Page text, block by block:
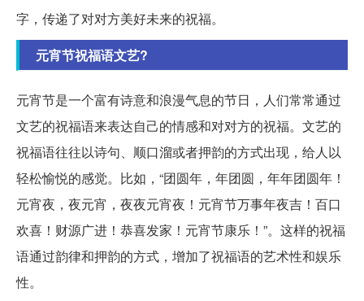
字，传递了对对方美好未来的祝福。
元宵节祝福语文艺?
元宵节是一个富有诗意和浪漫气息的节日，人们常常通过
文艺的祝福语来表达自己的情感和对对方的祝福。文艺的
祝福语往往以诗句、顺口溜或者押韵的方式出现，给人以
轻松愉悦的感觉。比如，“团圆年，年团圆，年年团圆年！
元宵夜，夜元宵，夜夜元宵夜！元宵节万事年夜吉！百口
欢喜！财源广进！恭喜发家！元宵节康乐！”。这样的祝福
语通过韵律和押韵的方式，增加了祝福语的艺术性和娱乐
性。